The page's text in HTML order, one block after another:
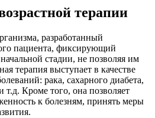
терапии
разработанный
пациента, фиксирующий
стадии, не позволяя им
терапия выступает в качестве
рака, сахарного диабета,
т.д. Кроме того, она позволяет
к болезням, принять меры